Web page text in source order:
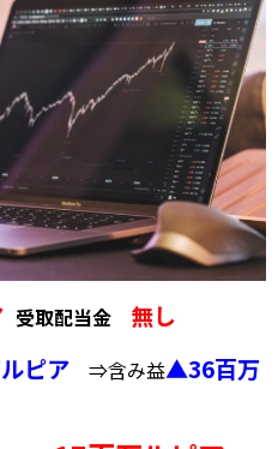
受取配当金 無し
ピア ⇒含み益▲36百万